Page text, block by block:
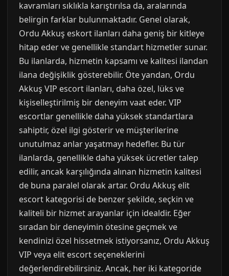
kavramları sıklıkla karıştırılsa da, aralarında
belirgin farklar bulunmaktadır. Genel olarak,
Ordu Akkuş eskort ilanları daha geniş bir kitleye
hitap eder ve genellikle standart hizmetler sunar.
Bu ilanlarda, hizmetin kapsamı ve kalitesi ilandan
ilana değişiklik gösterebilir. Öte yandan, Ordu
Akkuş VIP escort ilanları, daha özel, lüks ve
kişiselleştirilmiş bir deneyim vaat eder. VIP
escortlar genellikle daha yüksek standartlara
sahiptir, özel ilgi gösterir ve müşterilerine
unutulmaz anlar yaşatmayı hedefler. Bu tür
ilanlarda, genellikle daha yüksek ücretler talep
edilir, ancak karşılığında alınan hizmetin kalitesi
de buna paralel olarak artar. Ordu Akkuş elit
escort kategorisi de benzer şekilde, seçkin ve
kaliteli bir hizmet arayanlar için idealdir. Eğer
sıradan bir deneyimin ötesine geçmek ve
kendinizi özel hissetmek istiyorsanız, Ordu Akkuş
VIP veya elit escort seçeneklerini
değerlendirebilirsiniz. Ancak, her iki kategoride